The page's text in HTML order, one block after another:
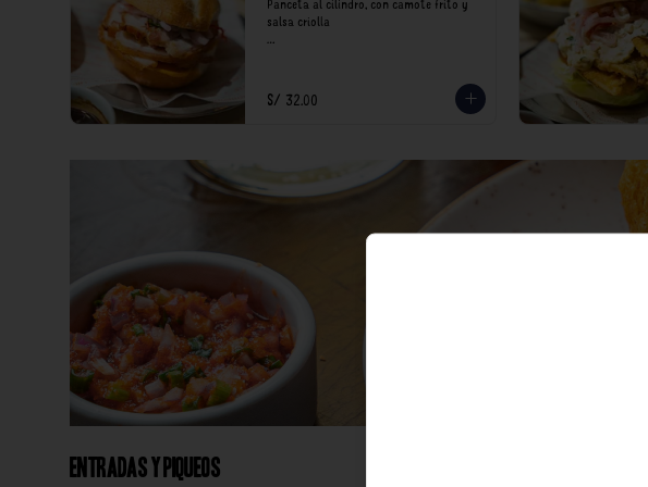
Panceta al cilindro, con camote frito y
salsa criolla
recargo al consumo.
S/ 32.00
Entradas y Piqueos